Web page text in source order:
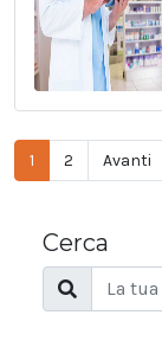
1 2 Avanti
Cerca